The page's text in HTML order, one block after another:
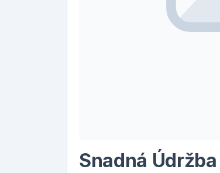
Snadná Údržba